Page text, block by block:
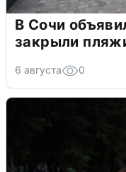
В Сочи
закрыли
6 августа 0